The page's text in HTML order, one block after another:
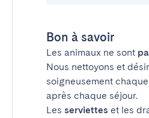
Bon à savoir
Les animaux ne sont
Nous nettoyons et
soigneusement
après chaque séjour.
Les serviettes et les